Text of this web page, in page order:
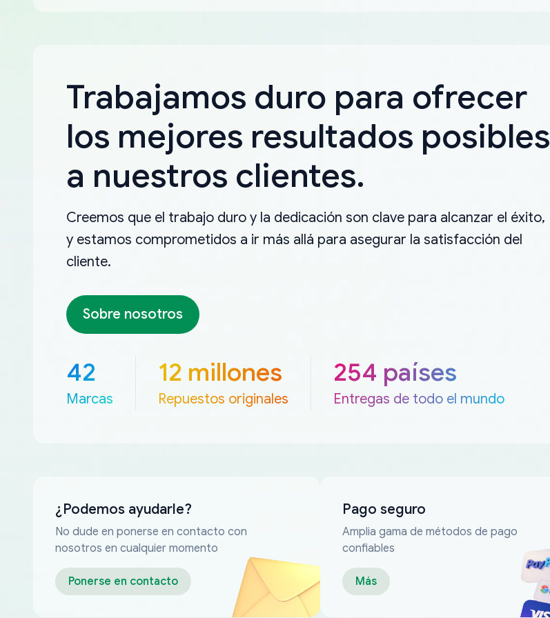
Trabajamos duro para ofrecer
los mejores resultados posibles
a nuestros clientes.
Creemos que el trabajo duro y la dedicación son clave para alcanzar el éxito,
y estamos comprometidos a ir más allá para asegurar la satisfacción del
cliente.
Sobre nosotros
42
Marcas
12 millones
Repuestos originales
254 países
Entregas de todo el mundo
¿Podemos ayudarle?
No dude en ponerse en contacto con
nosotros en cualquier momento
Ponerse en contacto
Pago seguro
Amplia gama de métodos de pago
confiables
Más